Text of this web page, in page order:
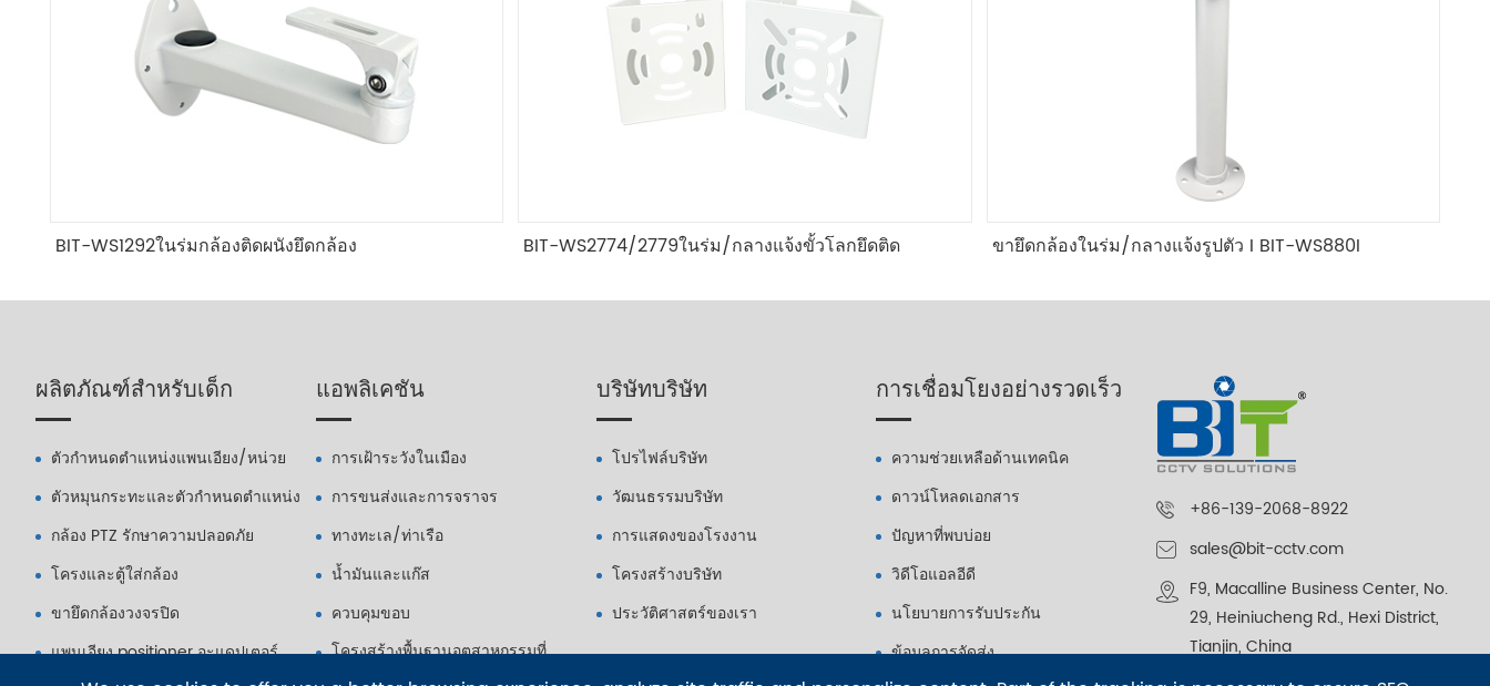
BIT-WS1292ในร่มกล้องติดผนังยึดกล้อง BIT-WS2774/2779ในร่ม/กลางแจ้งขั้วโลกยึดติด ขายึดกล้องในร่ม/กลางแจ้งรูปตัว I BIT-WS880I
ผลิตภัณฑ์สำหรับเด็ก
ตัวกำหนดตำแหน่งแพนเอียง/หน่วย
ตัวหมุนกระทะและตัวกำหนดตำแหน่ง
กล้อง PTZ รักษาความปลอดภัย
โครงและตู้ใส่กล้อง
ขายึดกล้องวงจรปิด
แพนเอียง positioner อะแดปเตอร์
แอพลิเคชัน
การเฝ้าระวังในเมือง
การขนส่งและการจราจร
ทางทะเล/ท่าเรือ
น้ำมันและแก๊ส
ควบคุมขอบ
โครงสร้างพื้นฐานอุตสาหกรรมที่
บริษัทบริษัท
โปรไฟล์บริษัท
วัฒนธรรมบริษัท
การแสดงของโรงงาน
โครงสร้างบริษัท
ประวัติศาสตร์ของเรา
การเชื่อมโยงอย่างรวดเร็ว
ความช่วยเหลือด้านเทคนิค
ดาวน์โหลดเอกสาร
ปัญหาที่พบบ่อย
วิดีโอแอลอีดี
นโยบายการรับประกัน
ข้อมูลการจัดส่ง
+86-139-2068-8922
sales@bit-cctv.com
F9, Macalline Business Center, No.
29, Heiniucheng Rd., Hexi District,
Tianjin, China